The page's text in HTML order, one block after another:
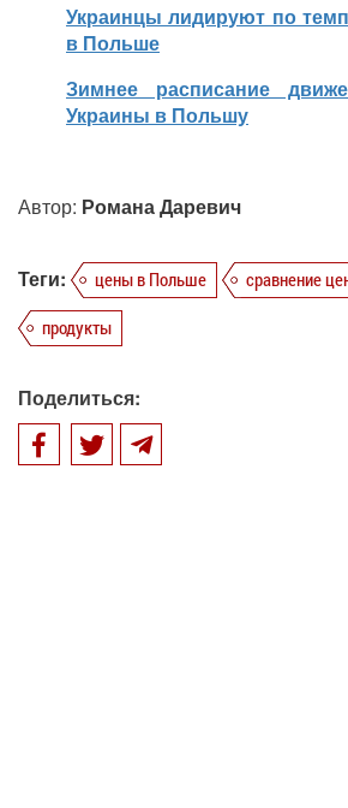
Украинцы лидируют по
в Польше
Зимнее расписание
Украины в Польшу
Автор: Романа Даревич
Теги: цены в Польше
сравнение
продукты
Поделиться: